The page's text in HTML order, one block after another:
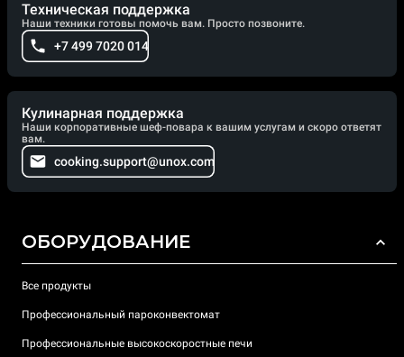
Техническая поддержка
Наши техники готовы помочь вам. Просто позвоните.
+7 499 7020 014
Кулинарная поддержка
Наши корпоративные шеф-повара к вашим услугам и скоро ответят
вам.
cooking.support@unox.com
ОБОРУДОВАНИЕ
Все продукты
Профессиональный пароконвектомат
Профессиональные высокоскоростные печи